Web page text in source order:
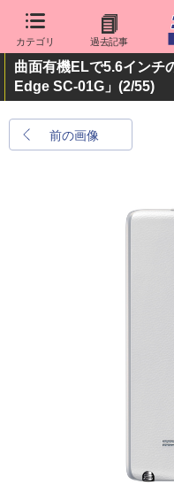
カテゴリ 過去記事
曲面有機ELで5.6インチ
Edge SC-01G」 (2/55)
前の画像